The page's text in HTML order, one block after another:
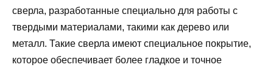
сверла, разработанные специально для работы с
твердыми материалами, такими как дерево или
металл. Такие сверла имеют специальное покрытие,
которое обеспечивает более гладкое и точное